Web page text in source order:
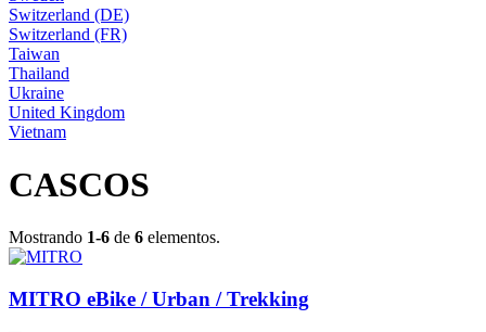
Switzerland (DE)
Switzerland (FR)
Taiwan
Thailand
Ukraine
United Kingdom
Vietnam
CASCOS
Mostrando 1-6 de 6 elementos.
MITRO eBike / Urban / Trekking